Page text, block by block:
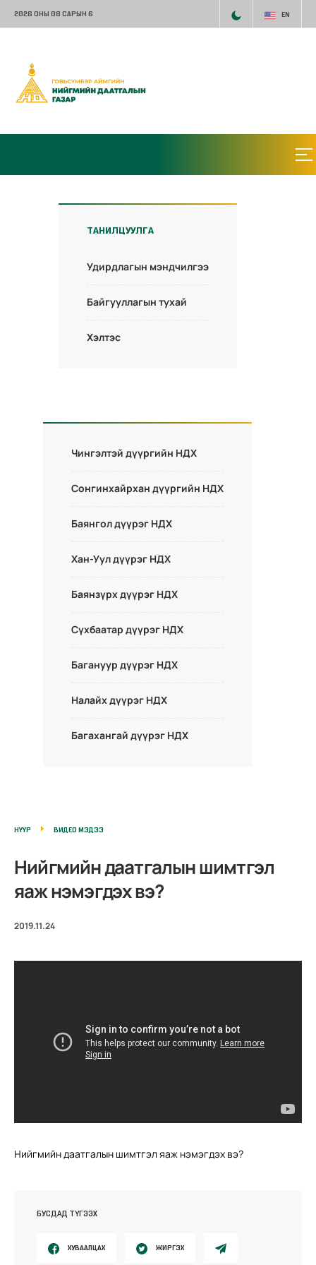
2026 ОНЫ 08 САРЫН 6 EN
ТАНИЛЦУУЛГА
Удирдлагын мэндчилгээ
Байгууллагын тухай
Хэлтэс
Чингэлтэй дүүргийн НДХ
Сонгинхайрхан дүүргийн НДХ
Баянгол дүүрэг НДХ
Хан-Уул дүүрэг НДХ
Баянзүрх дүүрэг НДХ
Сүхбаатар дүүрэг НДХ
Багануур дүүрэг НДХ
Налайх дүүрэг НДХ
Багахангай дүүрэг НДХ
НҮҮР ВИДЕО МЭДЭЭ
Нийгмийн даатгалын шимтгэл
яаж нэмэгдэх вэ?
2019.11.24
Нийгмийн даатгалын шимтгэл яаж нэмэгдэх вэ?
БУСДАД ТҮГЭЭХ
ХУВААЛЦАХ ЖИРГЭХ